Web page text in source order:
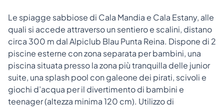
Le spiagge sabbiose di Cala Mandia e Cala Estany, alle
quali si accede attraverso un sentiero e scalini, distano
circa 300 m dal Alpiclub Blau Punta Reina. Dispone di 2
piscine esterne con zona separata per bambini, una
piscina situata presso la zona più tranquilla delle junior
suite, una splash pool con galeone dei pirati, scivoli e
giochi d’acqua per il divertimento di bambini e
teenager (altezza minima 120 cm). Utilizzo di